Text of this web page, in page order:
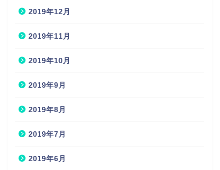
2019年12月
2019年11月
2019年10月
2019年9月
2019年8月
2019年7月
2019年6月